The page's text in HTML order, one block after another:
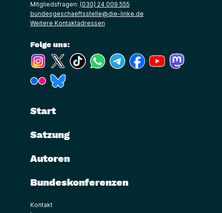
Mitgliedsfragen: (030) 24 009 555
bundesgeschaeftsstelle@die-linke.de
Weitere Kontaktadressen
Folge uns:
(Link öffnet ein neues Fenster)
(Link öffnet ein neues Fenster)
(Link öffnet ein neues Fenster)
(Link öffnet ein neues Fenster)
(Link öffnet ein neues Fenster)
(Link öffnet ein neues
(Link öffnet ein
(Link öffnet ein neues Fenster)
Start
Satzung
Autoren
Bundeskonferenzen
Kontakt